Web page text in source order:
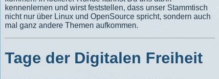
kennenlernen und wirst feststellen, dass unser Stammtisch
nicht nur über Linux und OpenSource spricht, sondern auch
mal ganz andere Themen aufkommen.
Tage der Digitalen Freiheit